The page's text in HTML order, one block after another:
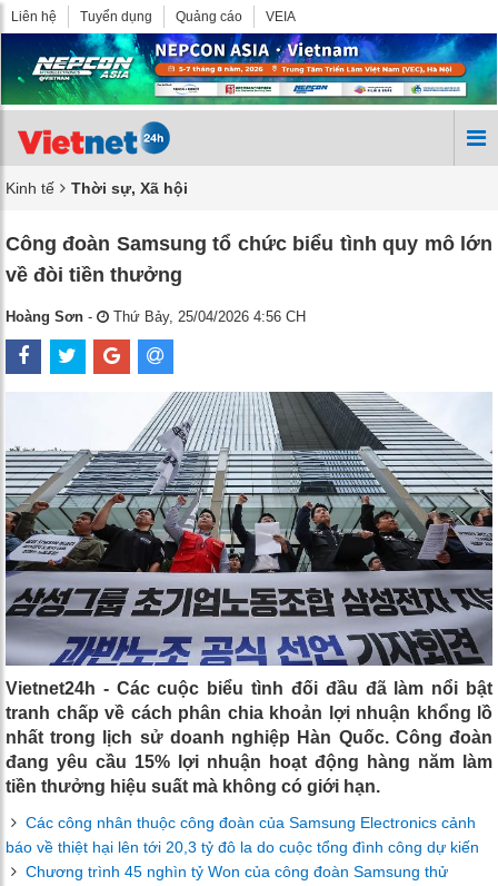
Liên hệ Tuyển dụng Quảng cáo VEIA
Kinh tế Thời sự, Xã hội
Công đoàn Samsung tổ chức biểu tình quy mô lớn
về đòi tiền thưởng
Hoàng Sơn - Thứ Bảy, 25/04/2026 4:56 CH
Vietnet24h - Các cuộc biểu tình đối đầu đã làm nổi bật
tranh chấp về cách phân chia khoản lợi nhuận khổng lồ
nhất trong lịch sử doanh nghiệp Hàn Quốc. Công đoàn
đang yêu cầu 15% lợi nhuận hoạt động hàng năm làm
tiền thưởng hiệu suất mà không có giới hạn.
Các công nhân thuộc công đoàn của Samsung Electronics cảnh
báo về thiệt hại lên tới 20,3 tỷ đô la do cuộc tổng đình công dự kiến
Chương trình 45 nghìn tỷ Won của công đoàn Samsung thử